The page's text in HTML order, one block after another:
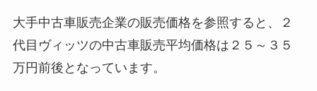
大手中古車販売企業の販売価格を参照すると、２
代目ヴィッツの中古車販売平均価格は２５～３５
万円前後 となっています。